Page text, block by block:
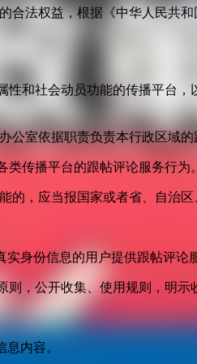
法权益，根据《中华人民共
和社会动员功能的传播平台
公室依据职责负责本行政区域
类传播平台的跟帖评论服务行为
，应当报国家或者省、自治
实身份信息的用户提供跟帖评论
，公开收集、使用规则，明
内容。